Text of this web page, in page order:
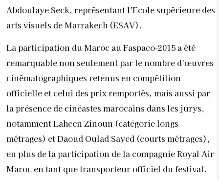
Abdoulaye Seck, représentant l'Ecole supérieure des
arts visuels de Marrakech (ESAV).
La participation du Maroc au Faspaco-2015 a été
remarquable non seulement par le nombre d'œuvres
cinématographiques retenus en compétition
officielle et celui des prix remportés, mais aussi par
la présence de cinéastes marocains dans les jurys,
notamment Lahcen Zinoun (catégorie longs
métrages) et Daoud Oulad Sayed (courts métrages),
en plus de la participation de la compagnie Royal Air
Maroc en tant que transporteur officiel du festival.